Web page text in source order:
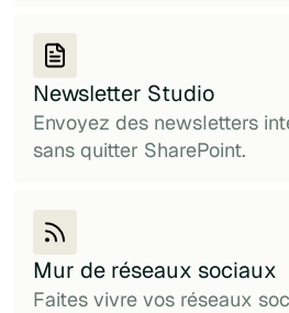
Newsletter Studio
Envoyez des newsletters
sans quitter SharePoint.
Mur de réseaux sociaux
Faites vivre vos réseaux